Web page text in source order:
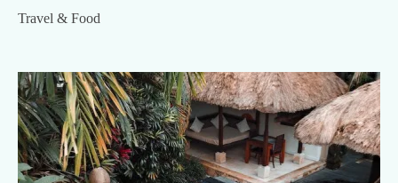
Travel & Food